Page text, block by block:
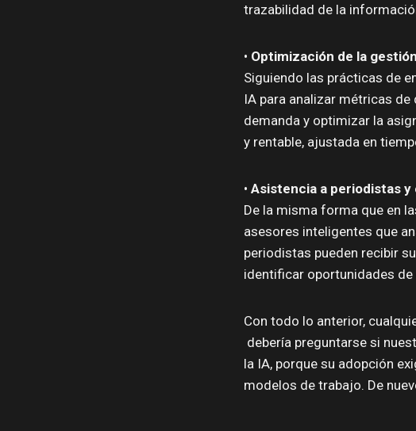
trazabilidad de la
• Optimización de la gestió
Siguiendo las prácticas de
IA para analizar métricas
demanda y optimizar la
y rentable, ajustada en
• Asistencia a periodistas
De la misma forma que en
asesores inteligentes que
periodistas pueden recibir
identificar oportunidades
Con todo lo anterior,
debería preguntarse si
la IA, porque su adopción
modelos de trabajo. De